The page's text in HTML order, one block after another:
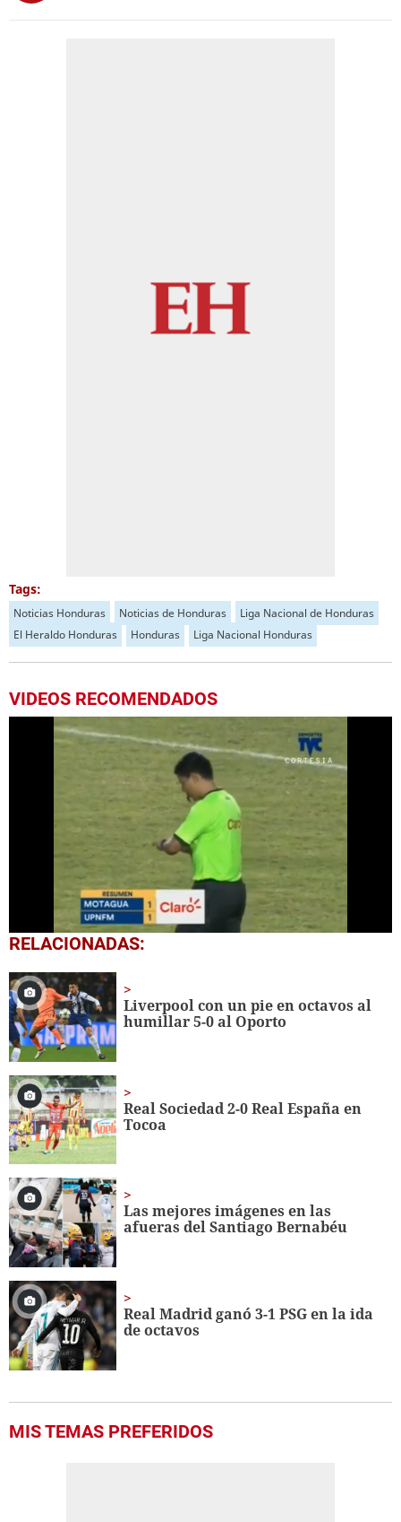
Tags:
Noticias Honduras Noticias de Honduras
Liga Nacional de Honduras
El Heraldo Honduras
Honduras Liga Nacional Honduras
VIDEOS RECOMENDADOS
0
seconds
2
minutes,
21
seconds
RELACIONADAS:
Liverpool con un pie en octavos al
humillar 5-0 al Oporto
Real Sociedad 2-0 Real España en
Tocoa
Las mejores imágenes en las
afueras del Santiago Bernabéu
Real Madrid ganó 3-1 PSG en la ida
de octavos
MIS TEMAS PREFERIDOS